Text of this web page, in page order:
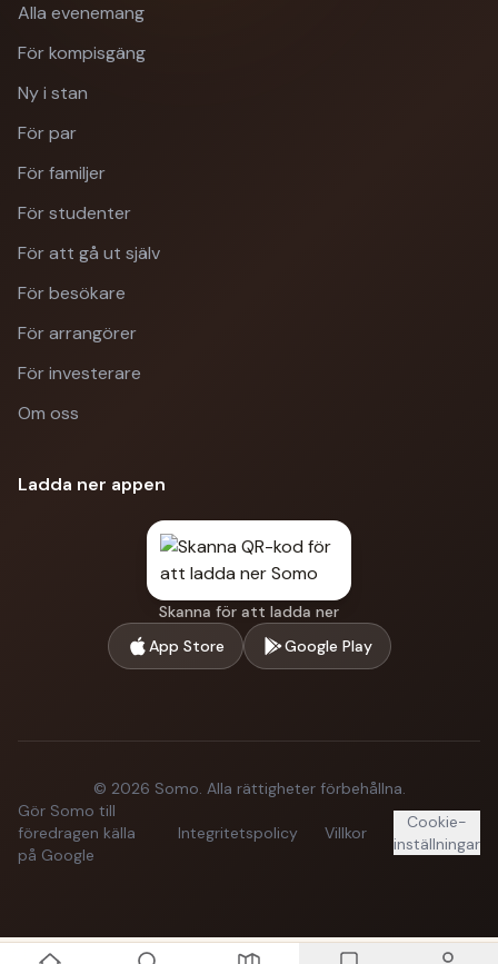
Alla evenemang
För kompisgäng
Ny i stan
För par
För familjer
För studenter
För att gå ut själv
För besökare
För arrangörer
För investerare
Om oss
Ladda ner appen
Skanna för att ladda ner
App Store
Google Play
© 2026 Somo. Alla rättigheter förbehållna.
Gör Somo till
föredragen källa
på Google
Integritetspolicy Villkor
Cookie-
inställningar